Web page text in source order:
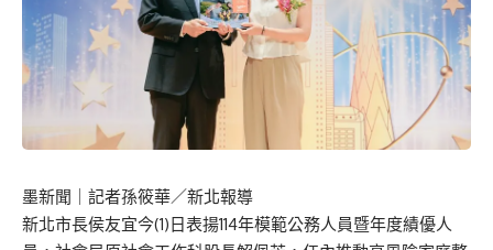
墨新聞 ｜記者孫筱華／新北報導
新北市長侯友宜今(1)日表揚114年模範公務人員暨年度績優人